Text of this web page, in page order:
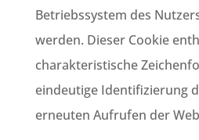
Betriebssystem des
werden. Dieser Cookie
charakteristische
eindeutige Identifizierung
erneuten Aufrufen der